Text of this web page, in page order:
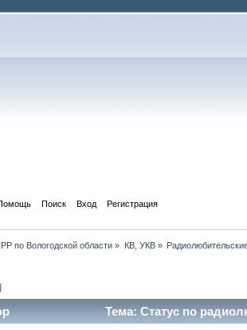
Поиск Вход Регистрация
по Вологодской области » КВ, УКВ»
]
Тема: Статус по